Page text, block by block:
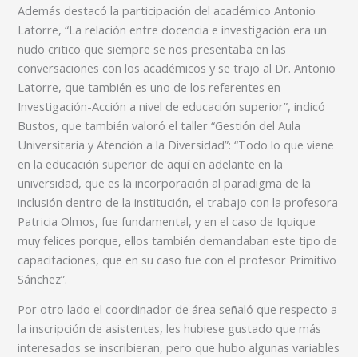
Además destacó la participación del académico Antonio
Latorre, “La relación entre docencia e investigación era un
nudo critico que siempre se nos presentaba en las
conversaciones con los académicos y se trajo al Dr. Antonio
Latorre, que también es uno de los referentes en
Investigación-Acción a nivel de educación superior”, indicó
Bustos, que también valoró el taller “Gestión del Aula
Universitaria y Atención a la Diversidad”: “Todo lo que viene
en la educación superior de aquí en adelante en la
universidad, que es la incorporación al paradigma de la
inclusión dentro de la institución, el trabajo con la profesora
Patricia Olmos, fue fundamental, y en el caso de Iquique
muy felices porque, ellos también demandaban este tipo de
capacitaciones, que en su caso fue con el profesor Primitivo
Sánchez”.
Por otro lado el coordinador de área señaló que respecto a
la inscripción de asistentes, les hubiese gustado que más
interesados se inscribieran, pero que hubo algunas variables